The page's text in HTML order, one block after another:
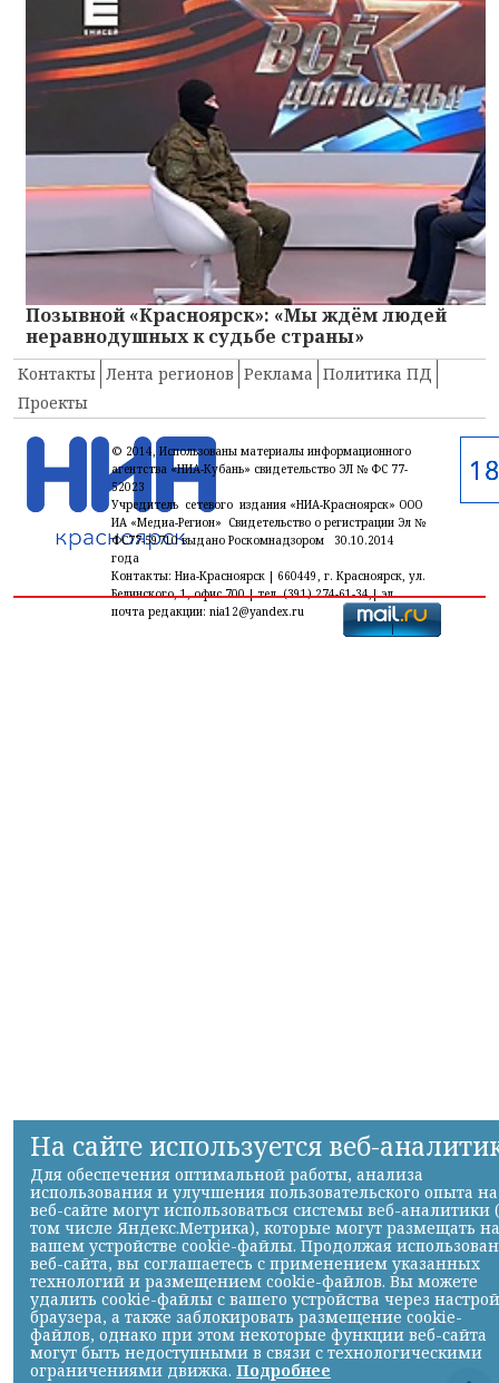
Позывной «Красноярск»: «Мы ждём людей
неравнодушных к судьбе страны»
Контакты Лента регионов Реклама Политика ПД
Проекты
© 2014, Использованы материалы информационного
агентства «НИА-Кубань» свидетельство ЭЛ № ФС 77-
52023
Учредитель сетевого издания «НИА-Красноярск» ООО
ИА «Медиа-Регион» Свидетельство о регистрации Эл №
ФС77-59710 выдано Роскомнадзором 30.10.2014
года
Контакты: Ниа-Красноярск | 660449, г. Красноярск, ул.
Белинского, 1, офис 700 | тел. (391) 274-61-34,| эл.
почта редакции: nia12@yandex.ru
На сайте используется веб-
Для обеспечения оптимальной работы, анализа
использования и улучшения пользовательского опыта на
веб-сайте могут использоваться системы веб-аналитики
том числе Яндекс.Метрика), которые могут размещать на
вашем устройстве cookie-файлы. Продолжая
веб-сайта, вы соглашаетесь с применением указанных
технологий и размещением cookie-файлов. Вы можете
удалить cookie-файлы с вашего устройства через
браузера, а также заблокировать размещение cookie-
файлов, однако при этом некоторые функции веб-сайта
могут быть недоступными в связи с технологическими
ограничениями движка. Подробнее